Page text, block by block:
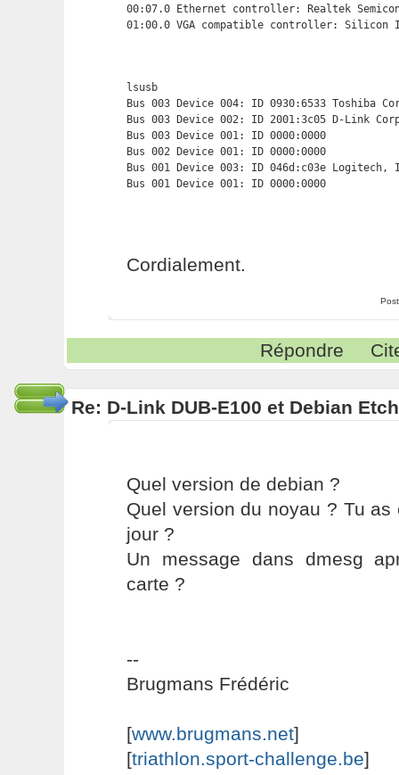
00:07.0 Ethernet controller: Realtek
01:00.0 VGA compatible controller: Silicon
lsusb
Bus 003 Device 004: ID 0930:6533 Toshiba
Bus 003 Device 002: ID 2001:3c05 D-Link
Bus 003 Device 001: ID 0000:0000
Bus 002 Device 001: ID 0000:0000
Bus 001 Device 003: ID 046d:c03e Logitech,
Bus 001 Device 001: ID 0000:0000
Cordialement.
Répondre
Re: D-Link DUB-E100 et Debian Etch
Quel version de debian ?
Quel version du noyau ? Tu
jour ?
Un message dans dmesg
carte ?
--
Brugmans Frédéric
[www.brugmans.net]
[triathlon.sport-challenge.be]